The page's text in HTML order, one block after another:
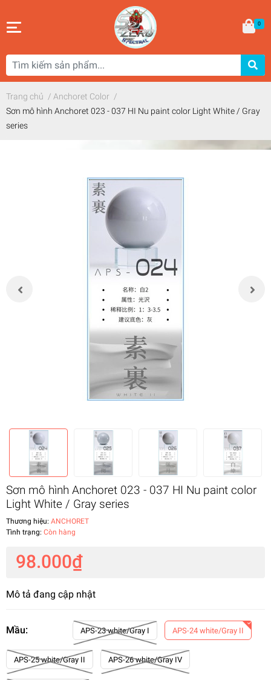
0
Trang chủ / Anchoret Color /
Sơn mô hình Anchoret 023 - 037 HI Nu paint color Light White / Gray
series
Sơn mô hình Anchoret 023 - 037 HI Nu paint color
Light White / Gray series
Thương hiệu: ANCHORET
Tình trạng: Còn hàng
98.000₫
Mô tả đang cập nhật
Mầu: APS-23 white/Gray I APS-24 white/Gray II
APS-25 white/Gray II APS-26 white/Gray IV